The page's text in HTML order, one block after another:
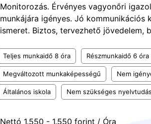
Monitorozás. Érvényes vagyonőri
munkájára igényes. Jó kommunikációs
ismeret. Biztos, tervezhető jövedelem,
Teljes munkaidő 8 óra Részmunkaidő 6 óra
Megváltozott munkaképességű Nem
Általános iskola Nem szükséges nyelvtudás
Nettó 1.550 - 1.550 forint / Óra